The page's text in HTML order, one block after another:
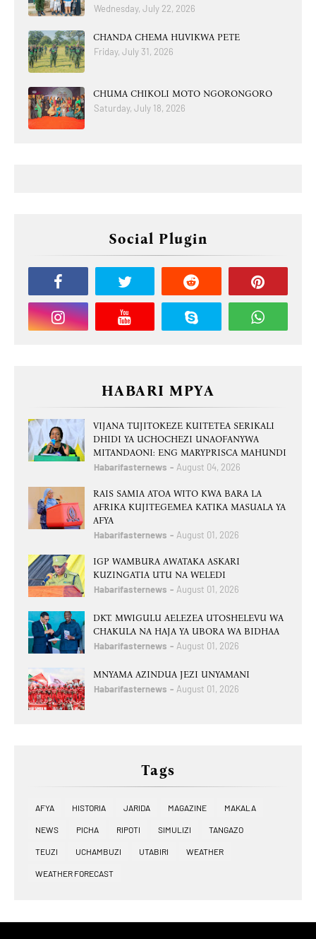
Wednesday, July 22, 2026
CHANDA CHEMA HUVIKWA PETE
Friday, July 31, 2026
CHUMA CHIKOLI MOTO NGORONGORO
Saturday, July 18, 2026
Social Plugin
HABARI MPYA
VIJANA TUJITOKEZE KUITETEA SERIKALI
DHIDI YA UCHOCHEZI UNAOFANYWA
MITANDAONI: ENG MARYPRISCA MAHUNDI
Habarifasternews August 04, 2026
RAIS SAMIA ATOA WITO KWA BARA LA
AFRIKA KUJITEGEMEA KATIKA MASUALA YA
AFYA
Habarifasternews August 01, 2026
IGP WAMBURA AWATAKA ASKARI
KUZINGATIA UTU NA WELEDI
Habarifasternews August 01, 2026
DKT. MWIGULU AELEZEA UTOSHELEVU WA
CHAKULA NA HAJA YA UBORA WA BIDHAA
Habarifasternews August 01, 2026
MNYAMA AZINDUA JEZI UNYAMANI
Habarifasternews August 01, 2026
Tags
AFYA HISTORIA JARIDA MAGAZINE MAKALA
NEWS PICHA RIPOTI SIMULIZI TANGAZO
TEUZI UCHAMBUZI UTABIRI WEATHER
WEATHER FORECAST